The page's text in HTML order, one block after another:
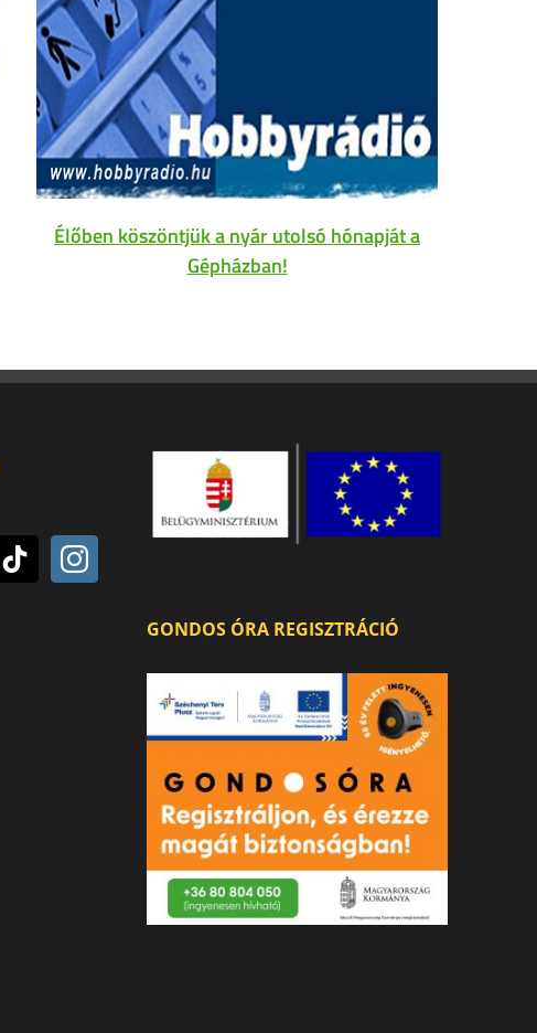
Élőben köszöntjük a nyár utolsó hónapját a
Gépházban!
GONDOS ÓRA REGISZTRÁCIÓ